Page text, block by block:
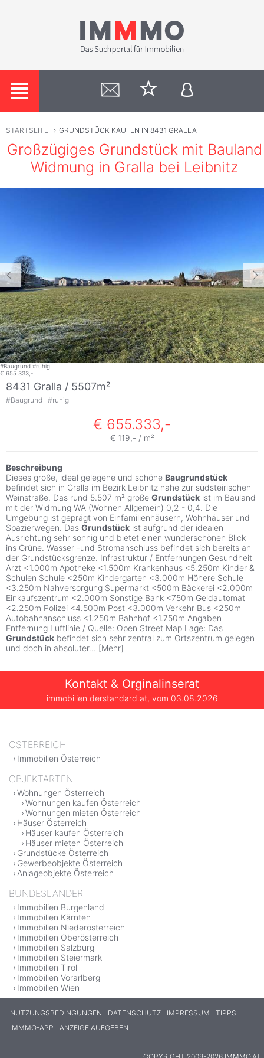
STARTSEITE › GRUNDSTÜCK KAUFEN IN 8431 GRALLA
Großzügiges Grundstück mit Bauland
Widmung in Gralla bei Leibnitz
#Baugrund #ruhig
€ 655.333,-
8431 Gralla / 5507m²
#Baugrund #ruhig
€ 655.333,-
€ 119,- / m²
Beschreibung
Dieses große, ideal gelegene und schöne Baugrundstück
befindet sich in Gralla im Bezirk Leibnitz nahe zur südsteirischen
Weinstraße. Das rund 5.507 m² große Grundstück ist im Bauland
mit der Widmung WA (Wohnen Allgemein) 0,2 - 0,4. Die
Umgebung ist geprägt von Einfamilienhäusern, Wohnhäuser und
Spazierwegen. Das Grundstück ist aufgrund der idealen
Ausrichtung sehr sonnig und bietet einen wunderschönen Blick
ins Grüne. Wasser -und Stromanschluss befindet sich bereits an
der Grundstücksgrenze. Infrastruktur / Entfernungen Gesundheit
Arzt <1.000m Apotheke <1.500m Krankenhaus <5.250m Kinder &
Schulen Schule <250m Kindergarten <3.000m Höhere Schule
<3.250m Nahversorgung Supermarkt <500m Bäckerei <2.000m
Einkaufszentrum <2.000m Sonstige Bank <750m Geldautomat
<2.250m Polizei <4.500m Post <3.000m Verkehr Bus <250m
Autobahnanschluss <1.250m Bahnhof <1.750m Angaben
Entfernung Luftlinie / Quelle: Open Street Map Lage: Das
Grundstück befindet sich sehr zentral zum Ortszentrum gelegen
und doch in absoluter... [Mehr]
Kontakt & Orginalinserat
immobilien.derstandard.at, vom 03.08.2026
ÖSTERREICH
Immobilien Österreich
OBJEKTARTEN
Wohnungen Österreich
Wohnungen kaufen Österreich
Wohnungen mieten Österreich
Häuser Österreich
Häuser kaufen Österreich
Häuser mieten Österreich
Grundstücke Österreich
Gewerbeobjekte Österreich
Anlageobjekte Österreich
BUNDESLÄNDER
Immobilien Burgenland
Immobilien Kärnten
Immobilien Niederösterreich
Immobilien Oberösterreich
Immobilien Salzburg
Immobilien Steiermark
Immobilien Tirol
Immobilien Vorarlberg
Immobilien Wien
NUTZUNGSBEDINGUNGEN DATENSCHUTZ IMPRESSUM
TIPPS
IMMMO-APP
ANZEIGE AUFGEBEN